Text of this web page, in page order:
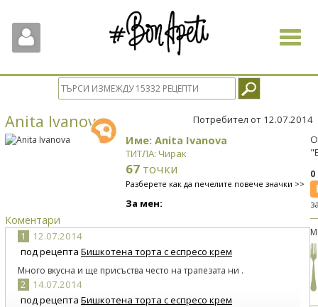
Toggle
Anita Ivanova Потребител от 12.07.2014
Име: Anita Ivanova
ТИТЛА: Чирак
67 точки
Разберете как да печелите повече значки >>
За мен:
Коментари
1
12.07.2014
под рецепта Бишкотена торта с еспресо крем
Много вкусна и ще присъства често на трапезата ни .
2
14.07.2014
под рецепта Бишкотена торта с еспресо крем